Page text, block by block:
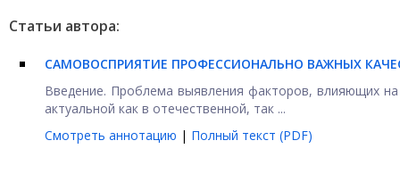
Статьи автора:
САМОВОСПРИЯТИЕ ПРОФЕССИОНАЛЬНО ВАЖНЫХ
Введение. Проблема выявления факторов, влияющих
актуальной как в отечественной, так ...
Смотреть аннотацию | Полный текст (PDF)